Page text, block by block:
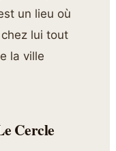
un lieu où
lui tout
la ville
Cercle